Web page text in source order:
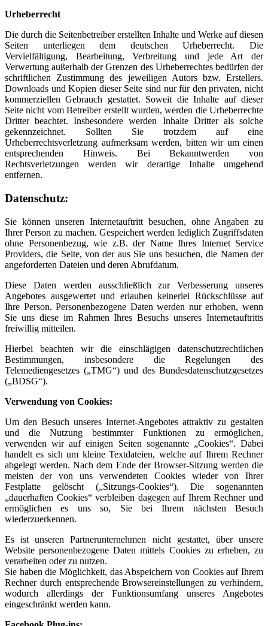
Urheberrecht
Die durch die Seitenbetreiber erstellten Inhalte und Werke auf diesen
Seiten unterliegen dem deutschen Urheberrecht. Die
Vervielfältigung, Bearbeitung, Verbreitung und jede Art der
Verwertung außerhalb der Grenzen des Urheberrechtes bedürfen der
schriftlichen Zustimmung des jeweiligen Autors bzw. Erstellers.
Downloads und Kopien dieser Seite sind nur für den privaten, nicht
kommerziellen Gebrauch gestattet. Soweit die Inhalte auf dieser
Seite nicht vom Betreiber erstellt wurden, werden die Urheberrechte
Dritter beachtet. Insbesondere werden Inhalte Dritter als solche
gekennzeichnet. Sollten Sie trotzdem auf eine
Urheberrechtsverletzung aufmerksam werden, bitten wir um einen
entsprechenden Hinweis. Bei Bekanntwerden von
Rechtsverletzungen werden wir derartige Inhalte umgehend
entfernen.
Datenschutz:
Sie können unseren Internetauftritt besuchen, ohne Angaben zu
Ihrer Person zu machen. Gespeichert werden lediglich Zugriffsdaten
ohne Personenbezug, wie z.B. der Name Ihres Internet Service
Providers, die Seite, von der aus Sie uns besuchen, die Namen der
angeforderten Dateien und deren Abrufdatum.
Diese Daten werden ausschließlich zur Verbesserung unseres
Angebotes ausgewertet und erlauben keinerlei Rückschlüsse auf
Ihre Person. Personenbezogene Daten werden nur erhoben, wenn
Sie uns diese im Rahmen Ihres Besuchs unseres Internetauftritts
freiwillig mitteilen.
Hierbei beachten wir die einschlägigen datenschutzrechtlichen
Bestimmungen, insbesondere die Regelungen des
Telemediengesetzes („TMG“) und des Bundesdatenschutzgesetzes
(„BDSG“).
Verwendung von Cookies:
Um den Besuch unseres Internet-Angebotes attraktiv zu gestalten
und die Nutzung bestimmter Funktionen zu ermöglichen,
verwenden wir auf einigen Seiten sogenannte „Cookies“. Dabei
handelt es sich um kleine Textdateien, welche auf Ihrem Rechner
abgelegt werden. Nach dem Ende der Browser-Sitzung werden die
meisten der von uns verwendeten Cookies wieder von Ihrer
Festplatte gelöscht („Sitzungs-Cookies“). Die sogenannten
„dauerhaften Cookies“ verbleiben dagegen auf Ihrem Rechner und
ermöglichen es uns so, Sie bei Ihrem nächsten Besuch
wiederzuerkennen.
Es ist unseren Partnerunternehmen nicht gestattet, über unsere
Website personenbezogene Daten mittels Cookies zu erheben, zu
verarbeiten oder zu nutzen.
Sie haben die Möglichkeit, das Abspeichern von Cookies auf Ihrem
Rechner durch entsprechende Browsereinstellungen zu verhindern,
wodurch allerdings der Funktionsumfang unseres Angebotes
eingeschränkt werden kann.